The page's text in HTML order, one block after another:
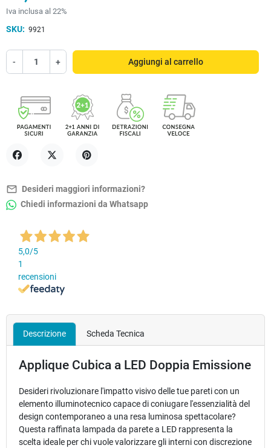
Iva inclusa al 22%
SKU: 9921
- + Aggiungi al carrello
mail_outline Desideri maggiori informazioni?
Chiedi informazioni da Whatsapp
5,0/5
1
recensioni
Descrizione Scheda Tecnica
Applique Cubica a LED Doppia Emissione
Desideri rivoluzionare l'impatto visivo delle tue pareti con un
elemento illuminotecnico capace di coniugare l'essenzialità del
design contemporaneo a una resa luminosa spettacolare?
Questa raffinata lampada da parete a LED rappresenta la
scelta ideale per chi vuole valorizzare gli interni con discrezione